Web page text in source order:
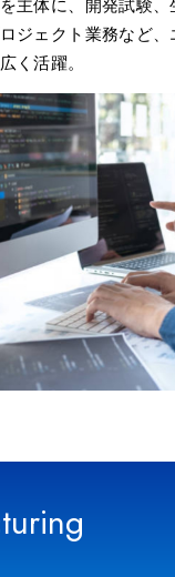
主体に、開発試験
ジェクト業務など
く活躍。